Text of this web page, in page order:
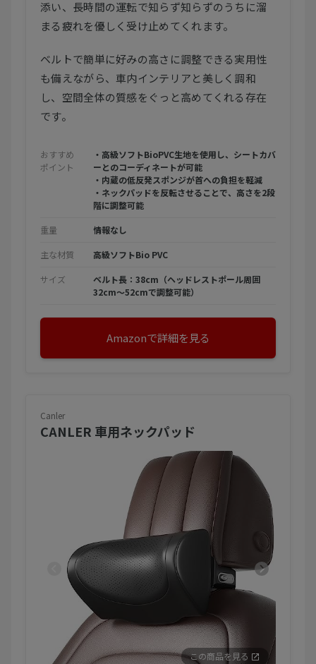
添い、長時間の運転で知らず知らずのうちに溜
まる疲れを優しく受け止めてくれます。
ベルトで簡単に好みの高さに調整できる実用性
も備えながら、車内インテリアと美しく調和
し、空間全体の質感をぐっと高めてくれる存在
です。
おすすめ
ポイント
・高級ソフトBioPVC生地を使用し、シートカバ
ーとのコーディネートが可能
・内蔵の低反発スポンジが首への負担を軽減
・ネックパッドを反転させることで、高さを2段
階に調整可能
重量 情報なし
主な材質 高級ソフトBio PVC
サイズ
ベルト長：38cm（ヘッドレストポール周囲
32cm〜52cmで調整可能）
Amazonで詳細を見る
Canler
CANLER 車用ネックパッド
この商品を見る